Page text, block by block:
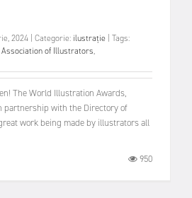
2024 Categorie: ilustrație
Tags:
Association of Illustrators,
The World Illustration Awards,
partnership with the Directory of
work being made by illustrators all
950